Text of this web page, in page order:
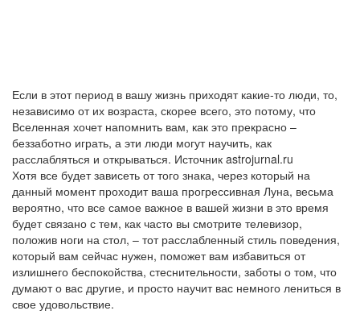
Если в этот период в вашу жизнь приходят какие-то люди, то,
независимо от их возраста, скорее всего, это потому, что
Вселенная хочет напомнить вам, как это прекрасно –
беззаботно играть, а эти люди могут научить, как
расслабляться и открываться. Источник astrojurnal.ru
Хотя все будет зависеть от того знака, через который на
данный момент проходит ваша прогрессивная Луна, весьма
вероятно, что все самое важное в вашей жизни в это время
будет связано с тем, как часто вы смотрите телевизор,
положив ноги на стол, – тот расслабленный стиль поведения,
который вам сейчас нужен, поможет вам избавиться от
излишнего беспокойства, стеснительности, заботы о том, что
думают о вас другие, и просто научит вас немного лениться в
свое удовольствие.